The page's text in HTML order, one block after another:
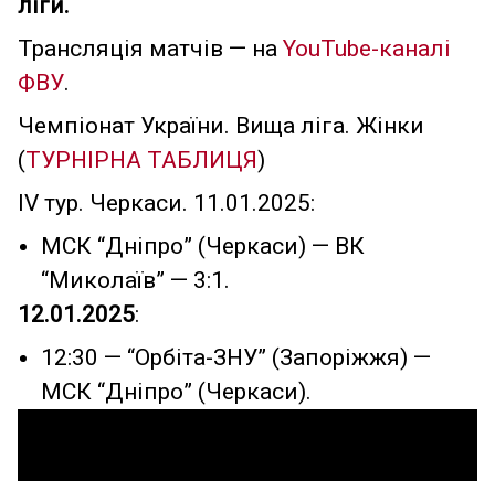
ліги.
Трансляція матчів — на YouTube-каналі
ФВУ.
Чемпіонат України. Вища ліга. Жінки
(ТУРНІРНА ТАБЛИЦЯ)
IV тур. Черкаси. 11.01.2025:
МСК “Дніпро” (Черкаси) — ВК
“Миколаїв” — 3:1.
12.01.2025:
12:30 — “Орбіта-ЗНУ” (Запоріжжя) —
МСК “Дніпро” (Черкаси).